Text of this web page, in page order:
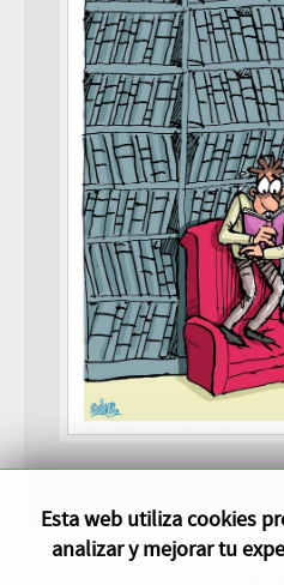
Esta web utiliza cookies
analizar y mejorar tu